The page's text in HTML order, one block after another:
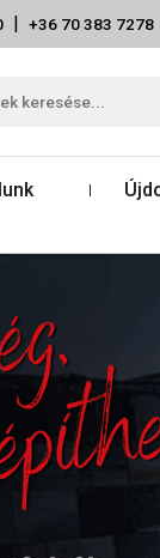
| +36 70 383 7278